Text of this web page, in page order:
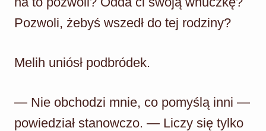
Pozwoli, żebyś wszedł do tej rodziny?
Melih uniósł podbródek.
— Nie obchodzi mnie, co pomyślą inni —
powiedział stanowczo. — Liczy się tylko